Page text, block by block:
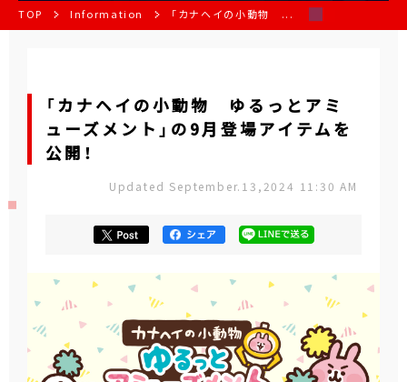
TOP Information 「カナヘイの小動物 ...
「カナヘイの小動物 ゆるっとアミ
ューズメント」の9月登場アイテムを
公開！
Updated September.13,2024 11:30 AM